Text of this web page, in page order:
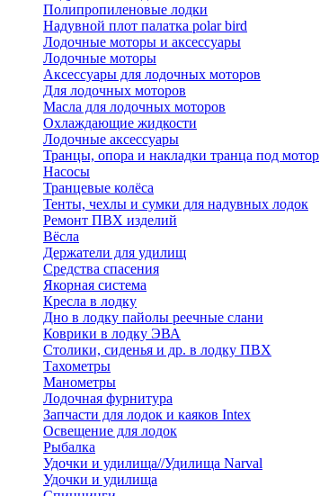
Полипропиленовые лодки
Надувной плот палатка polar bird
Лодочные моторы и аксессуары
Лодочные моторы
Аксессуары для лодочных моторов
Для лодочных моторов
Масла для лодочных моторов
Охлаждающие жидкости
Лодочные аксессуары
Транцы, опора и накладки транца под мотор
Насосы
Транцевые колёса
Тенты, чехлы и сумки для надувных лодок
Ремонт ПВХ изделий
Вёсла
Держатели для удилищ
Средства спасения
Якорная система
Кресла в лодку
Дно в лодку пайолы реечные слани
Коврики в лодку ЭВА
Столики, сиденья и др. в лодку ПВХ
Тахометры
Манометры
Лодочная фурнитура
Запчасти для лодок и каяков Intex
Освещение для лодок
Рыбалка
Удочки и удилища//Удилища Narval
Удочки и удилища